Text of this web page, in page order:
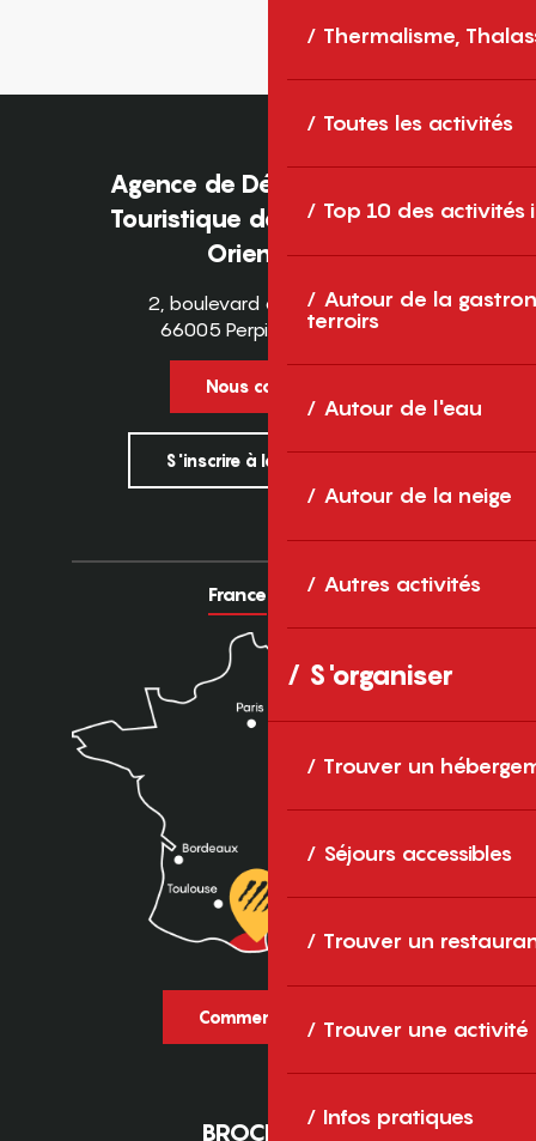
Thermalisme,
Toutes les activités
Top 10 des activités
Autour de la
terroirs
Autour de l'eau
Autour de la neige
Autres activités
S'organiser
Trouver un
Séjours accessibles
Trouver un
Trouver une activité
Infos pratiques
Agence de Développement
Touristique des Pyrénées-
Orientales
2, boulevard des Pyrénées
66005 Perpignan Cedex
Nous contacter
S'inscrire à la newsletter
France Europe
Comment venir ?
BROCHURES